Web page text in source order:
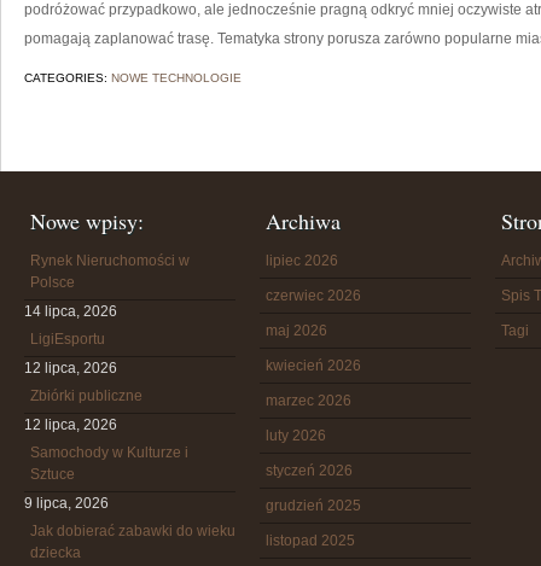
podróżować przypadkowo, ale jednocześnie pragną odkryć mniej oczywiste
pomagają zaplanować trasę. Tematyka strony porusza zarówno popularne
CATEGORIES: NOWE TECHNOLOGIE
Nowe wpisy:
Rynek Nieruchomości w
Polsce
14 lipca, 2026
LigiEsportu
12 lipca, 2026
Zbiórki publiczne
12 lipca, 2026
Samochody w Kulturze i
Sztuce
9 lipca, 2026
Jak dobierać zabawki do wieku
dziecka
Archiwa
lipiec 2026
czerwiec 2026
maj 2026
kwiecień 2026
marzec 2026
luty 2026
styczeń 2026
grudzień 2025
listopad 2025
Spis
Tagi